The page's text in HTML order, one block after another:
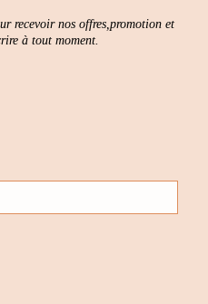
recevoir nos offres,promotion et
à tout moment.